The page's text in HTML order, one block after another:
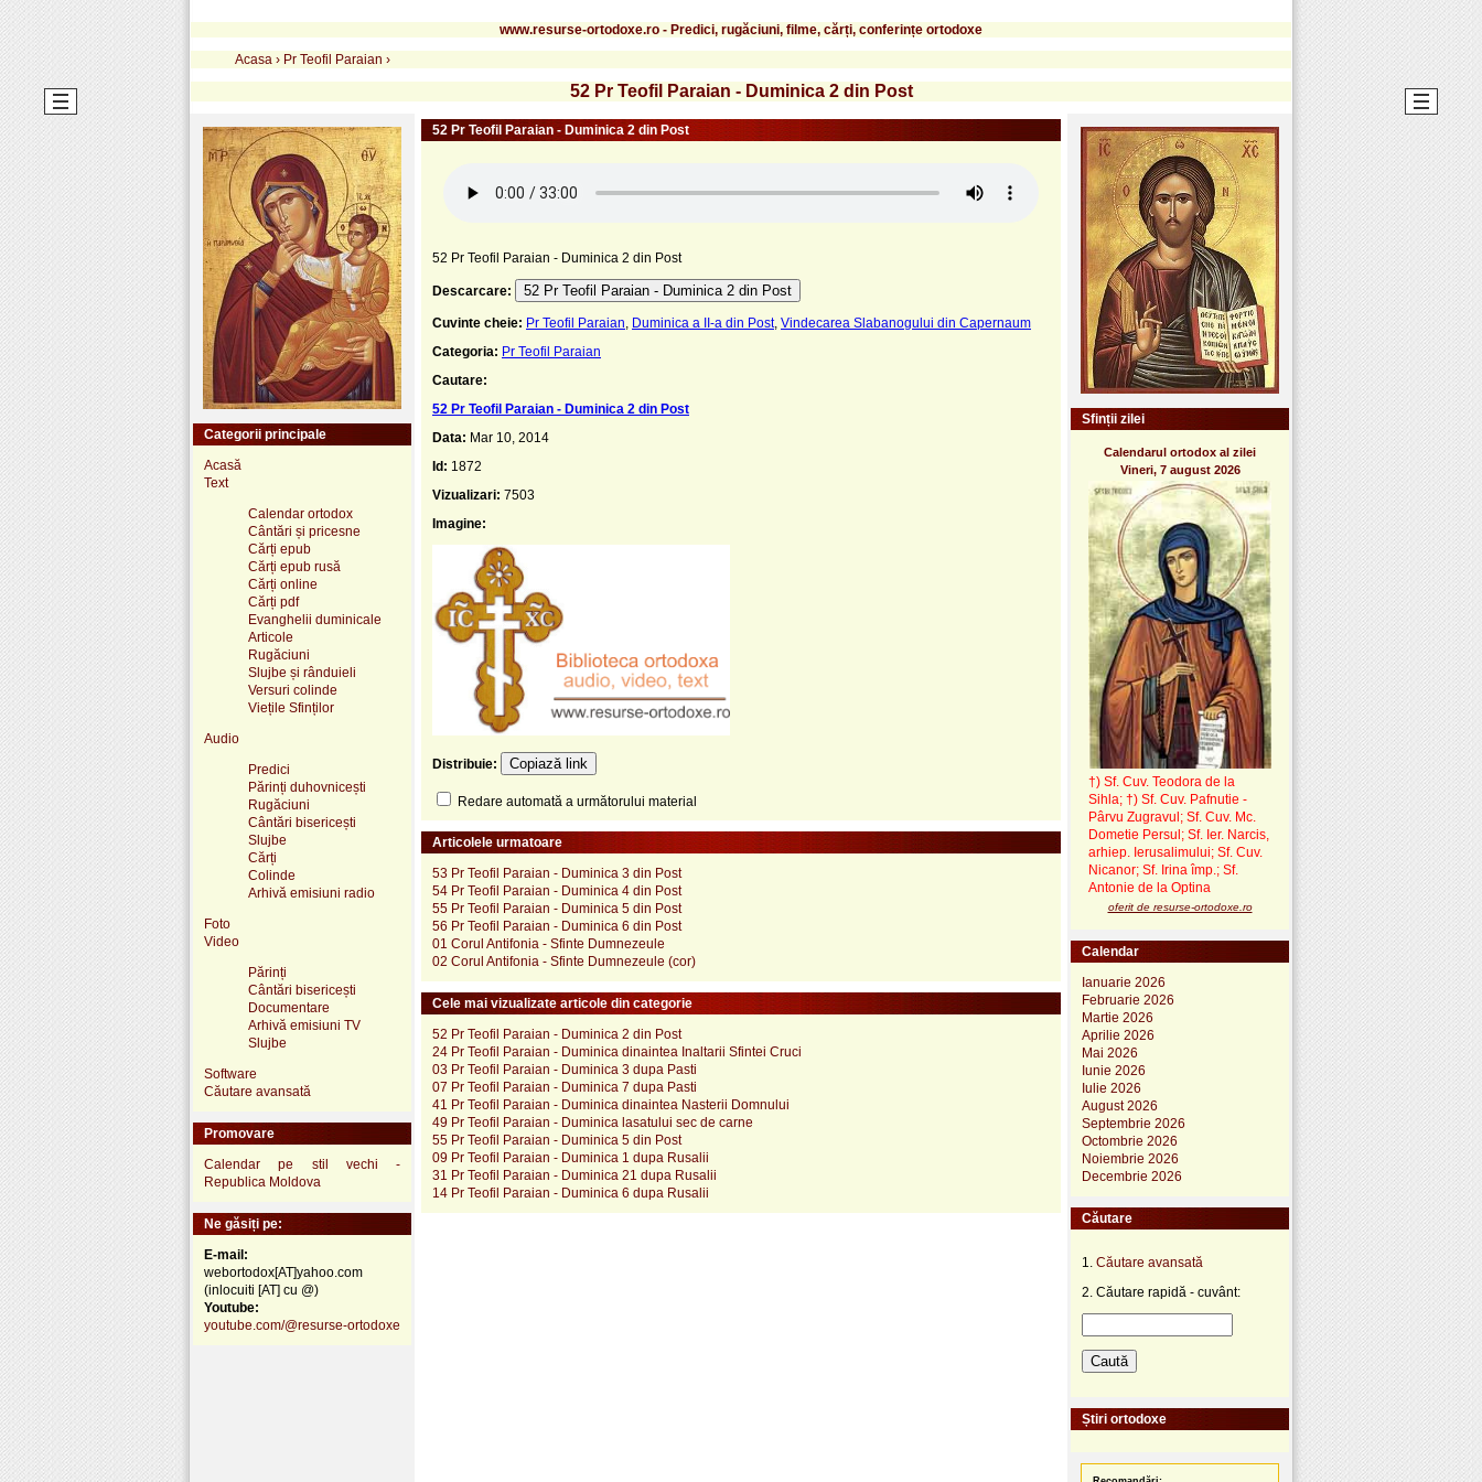
www.resurse-ortodoxe.ro - Predici, rugăciuni, filme, cărți, conferințe ortodoxe
Acasa › Pr Teofil Paraian ›
52 Pr Teofil Paraian - Duminica 2 din Post
52 Pr Teofil Paraian - Duminica 2 din Post
52 Pr Teofil Paraian - Duminica 2 din Post
Descarcare: 52 Pr Teofil Paraian - Duminica 2 din Post
Cuvinte cheie: Pr Teofil Paraian Duminica a II-a din Post, Vindecarea Slabanogului din Capernaum
Categoria: Pr Teofil Paraian
Cautare:
52 Pr Teofil Paraian - Duminica 2 din Post
Data: Mar 10, 2014
Id: 1872
Vizualizari: 7503
Imagine:
Distribuie: Copiază link
Redare automată a următorului material
Articolele urmatoare
53 Pr Teofil Paraian - Duminica 3 din Post
54 Pr Teofil Paraian - Duminica 4 din Post
55 Pr Teofil Paraian - Duminica 5 din Post
56 Pr Teofil Paraian - Duminica 6 din Post
01 Corul Antifonia - Sfinte Dumnezeule
02 Corul Antifonia - Sfinte Dumnezeule (cor)
Cele mai vizualizate articole din categorie
52 Pr Teofil Paraian - Duminica 2 din Post
24 Pr Teofil Paraian - Duminica dinaintea Inaltarii Sfintei Cruci
03 Pr Teofil Paraian - Duminica 3 dupa Pasti
07 Pr Teofil Paraian - Duminica 7 dupa Pasti
41 Pr Teofil Paraian - Duminica dinaintea Nasterii Domnului
49 Pr Teofil Paraian - Duminica lasatului sec de carne
55 Pr Teofil Paraian - Duminica 5 din Post
09 Pr Teofil Paraian - Duminica 1 dupa Rusalii
31 Pr Teofil Paraian - Duminica 21 dupa Rusalii
14 Pr Teofil Paraian - Duminica 6 dupa Rusalii
Categorii principale
Acasă
Text
Calendar ortodox
Cântări și pricesne
Cărți epub
Cărți epub rusă
Cărți online
Cărți pdf
Evanghelii duminicale
Articole
Rugăciuni
Slujbe și rânduieli
Versuri colinde
Viețile Sfinților
Audio
Predici
Părinți duhovnicești
Rugăciuni
Cântări bisericești
Slujbe
Cărți
Colinde
Arhivă emisiuni radio
Foto
Video
Părinți
Cântări bisericești
Documentare
Arhivă emisiuni TV
Slujbe
Software
Căutare avansată
Promovare
Calendar pe stil vechi -
Republica Moldova
Ne găsiți pe:
E-mail:
webortodox[AT]yahoo.com
(inlocuiti [AT] cu @)
Youtube:
youtube.com/@resurse-ortodoxe
Sfinții zilei
Calendarul ortodox al zilei
Vineri, 7 august 2026
†) Sf. Cuv. Teodora de la
Sihla; †) Sf. Cuv. Pafnutie -
Pârvu Zugravul ; Sf. Cuv. Mc.
Dometie Persul; Sf. Ier. Narcis,
arhiep. Ierusalimului; Sf. Cuv.
Nicanor; Sf. Irina împ.; Sf.
Antonie de la Optina
oferit de resurse-ortodoxe.ro
Calendar
Ianuarie 2026
Februarie 2026
Martie 2026
Aprilie 2026
Mai 2026
Iunie 2026
Iulie 2026
August 2026
Septembrie 2026
Octombrie 2026
Noiembrie 2026
Decembrie 2026
Căutare
1. Căutare avansată
2. Căutare rapidă - cuvânt:
Știri ortodoxe